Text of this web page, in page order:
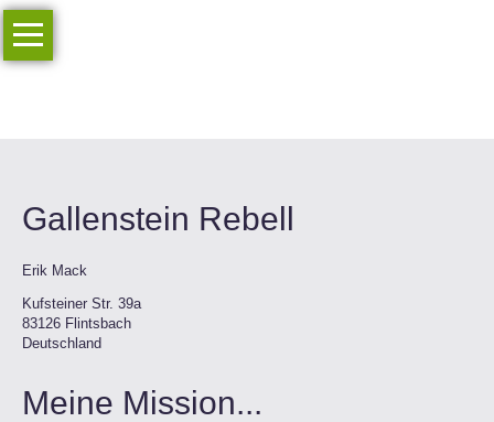
Navigation
überspringen
Start
Mitgliederbereich...
Gallenstein Rebell
Erik Mack
Kufsteiner Str. 39a
83126 Flintsbach
Deutschland
Meine Mission...